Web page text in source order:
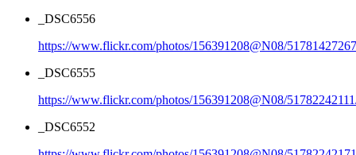
_DSC6556
https://www.flickr.com/photos/156391208@N08/
_DSC6555
https://www.flickr.com/photos/156391208@N08/
_DSC6552